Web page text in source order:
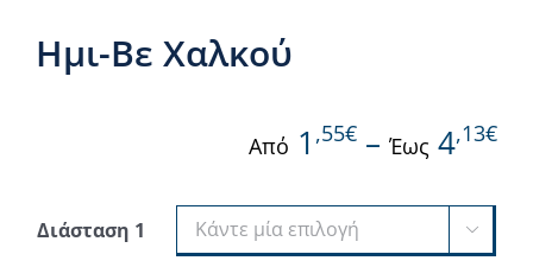
Ημι-Βε Χαλκού
Από 1,55€ –Έως 4,13€
Διάσταση 1 